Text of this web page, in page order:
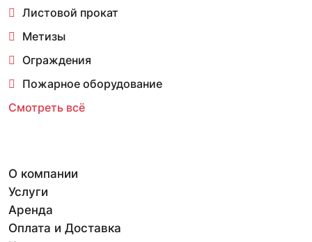
Листовой прокат
Метизы
Ограждения
Пожарное оборудование
Смотреть всё
О компании
Услуги
Аренда
Оплата и Доставка